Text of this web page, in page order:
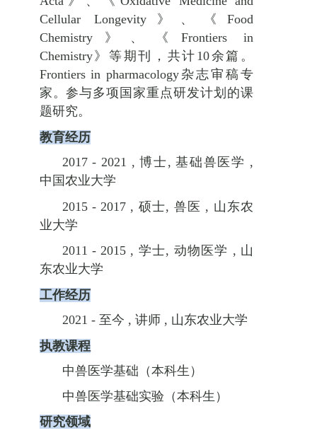
Cellular Longevity 》、《Food
Chemistry》、《Frontiers in
Chemistry》等期刊，共计 10余篇。
Frontiers in pharmacology 杂志审稿专
家。参与多项国家重点研发计划的课
题研究。
教育经历
2017 - 2021 ,博士,基础兽医学 ,
中国农业大学
2015 - 2017 , 硕士, 兽医 , 山东农
业大学
2011 - 2015 , 学士, 动物医学 , 山
东农业大学
工作经历
2021 - 至今 , 讲师 , 山东农业大学
执教课程
中兽医学基础（本科生）
中兽医学基础实验（本科生）
研究领域